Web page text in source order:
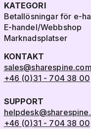
KATEGORI
Betallösningar för e-
E-handel/Webbshop
Marknadsplatser
KONTAKT
sales@sharespine.com
+46 (0)31 - 704 38 00
SUPPORT
+46 (0)31 - 704 38 00